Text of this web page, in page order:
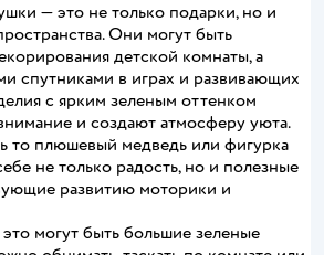
— это не только подарки, но и
Они могут быть
детской комнаты, а
спутниками в играх и развивающих
с ярким зеленым оттенком
и создают атмосферу уюта.
то плюшевый медведь или фигурка
не только радость, но и полезные
развитию моторики и
могут быть большие зеленые